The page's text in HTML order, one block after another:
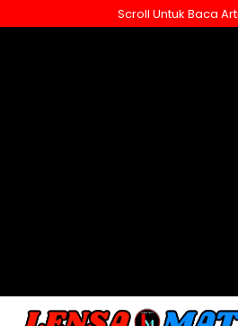
ke
Scroll Untuk Baca